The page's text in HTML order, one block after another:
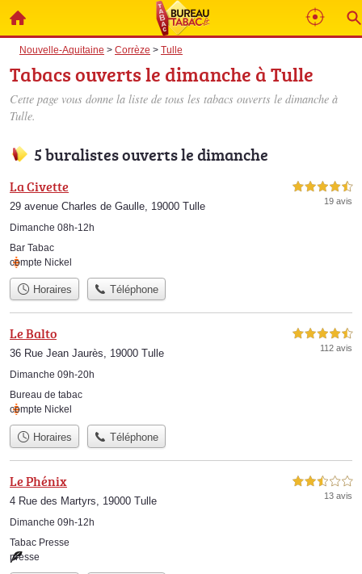
Nouvelle-Aquitaine > Corrèze > Tulle
Tabacs ouverts le dimanche à Tulle
Cette page vous donne la liste de tous les tabacs ouverts le dimanche à
Tulle.
5 buralistes ouverts le dimanche
La Civette
29 avenue Charles de Gaulle, 19000 Tulle
Dimanche 08h-12h
4,5 étoiles sur 5
19 avis
Bar Tabac
compte Nickel
Horaires Téléphone
Le Balto
36 Rue Jean Jaurès, 19000 Tulle
Dimanche 09h-20h
4,5 étoiles sur 5
112 avis
Bureau de tabac
compte Nickel
Horaires Téléphone
Le Phénix
4 Rue des Martyrs, 19000 Tulle
Dimanche 09h-12h
2,5 étoiles sur 5
13 avis
Tabac Presse
presse